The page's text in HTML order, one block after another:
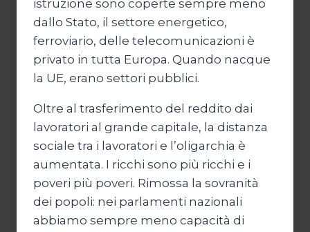
istruzione sono coperte sempre meno
dallo Stato, il settore energetico,
ferroviario, delle telecomunicazioni è
privato in tutta Europa. Quando nacque
la UE, erano settori pubblici.
Oltre al trasferimento del reddito dai
lavoratori al grande capitale, la distanza
sociale tra i lavoratori e l’oligarchia è
aumentata. I ricchi sono più ricchi e i
poveri più poveri. Rimossa la sovranità
dei popoli: nei parlamenti nazionali
abbiamo sempre meno capacità di